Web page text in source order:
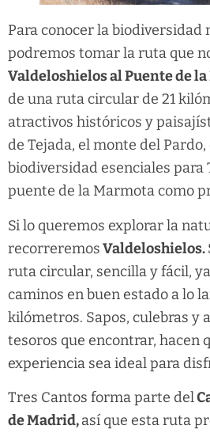
Para conocer la biodiversidad
podremos tomar la ruta que
Valdeloshielos al Puente de
de una ruta circular de 21
atractivos históricos y
de Tejada, el monte del
biodiversidad esenciales para
puente de la Marmota como
Si lo queremos explorar la
recorreremosValdeloshielos.
ruta circular, sencilla y fácil,
caminos en buen estado a lo
kilómetros. Sapos, culebras y
tesoros que encontrar, hacen
experiencia sea ideal para
Tres Cantos forma parte del
de Madrid,así que esta ruta